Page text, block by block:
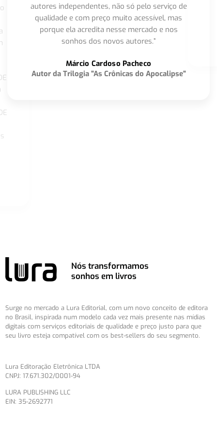
autores independentes, não só pelo serviço de
qualidade e com preço muito acessível, mas
porque ela acredita nesse mercado e nos
sonhos dos novos autores.”
Márcio Cardoso Pacheco
Autor da Trilogia "As Crônicas do Apocalipse"
Nós transformamos
sonhos em livros
Surge no mercado a Lura Editorial, com um novo conceito de editora
no Brasil, inspirada num modelo cada vez mais presente nas mídias
digitais com serviços editoriais de qualidade e preço justo para que
seu livro esteja compatível com os best-sellers do seu segmento.
Lura Editoração Eletrônica LTDA
CNPJ: 17.671.302/0001-94
LURA PUBLISHING LLC
EIN: 35-2692771